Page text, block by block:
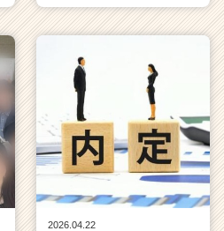
2026.04.22